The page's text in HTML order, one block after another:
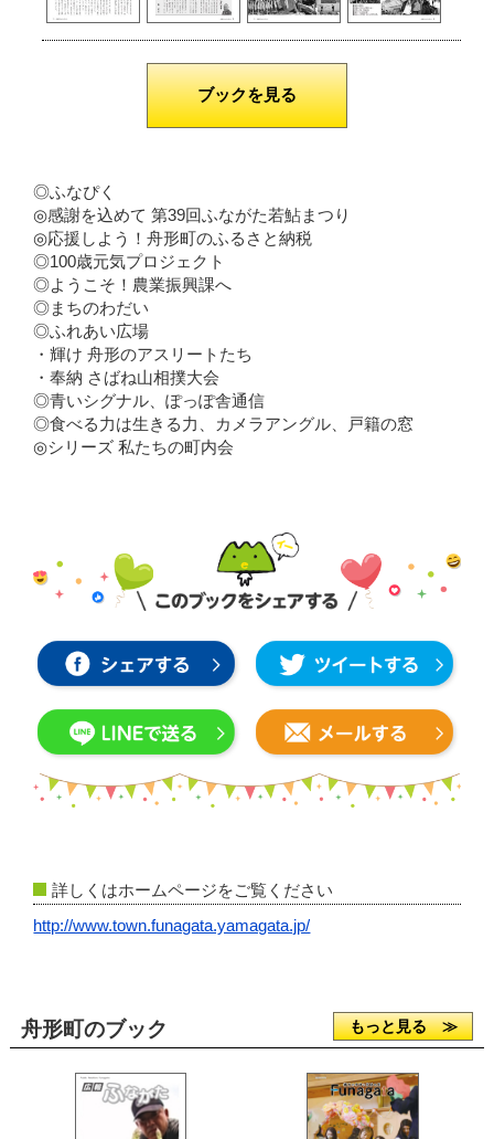
ブックを見る
◎ふなぴく
◎感謝を込めて 第39回ふながた若鮎まつり
◎応援しよう！舟形町のふるさと納税
◎100歳元気プロジェクト
◎ようこそ！農業振興課へ
◎まちのわだい
◎ふれあい広場
・輝け 舟形のアスリートたち
・奉納 さばね山相撲大会
◎青いシグナル、ぽっぽ舎通信
◎食べる力は生きる力、カメラアングル、戸籍の窓
◎シリーズ 私たちの町内会
詳しくはホームページをご覧ください
http://www.town.funagata.yamagata.jp/
舟形町のブック もっと見る ≫